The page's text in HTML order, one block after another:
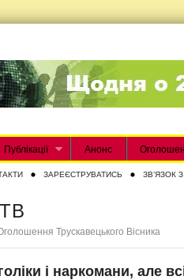
Публікації Анонс
ЗАРЕЄСТРУВАТИСЬ ЗВʼЯЗОК
Трускавецького Вісника
і наркомани, але